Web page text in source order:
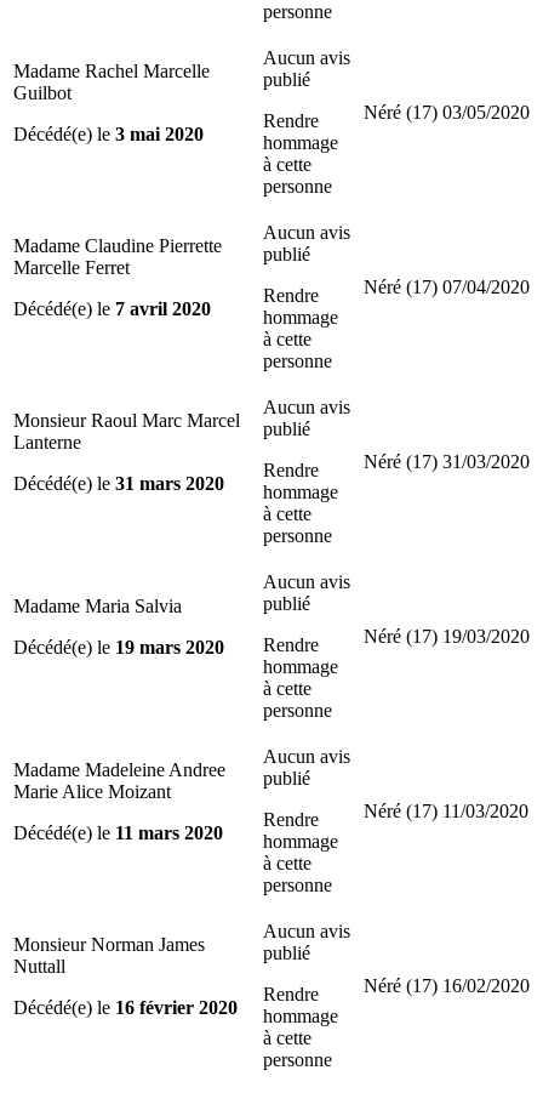
personne
Madame Rachel Marcelle
Guilbot
Décédé(e) le 3 mai 2020
Aucun avis
publié
Rendre
hommage
à cette
personne
Néré (17) 03/05/2020
Madame Claudine Pierrette
Marcelle Ferret
Décédé(e) le 7 avril 2020
Aucun avis
publié
Rendre
hommage
à cette
personne
Néré (17) 07/04/2020
Monsieur Raoul Marc Marcel
Lanterne
Décédé(e) le 31 mars 2020
Aucun avis
publié
Rendre
hommage
à cette
personne
Néré (17) 31/03/2020
Madame Maria Salvia
Décédé(e) le 19 mars 2020
Aucun avis
publié
Rendre
hommage
à cette
personne
Néré (17) 19/03/2020
Madame Madeleine Andree
Marie Alice Moizant
Décédé(e) le 11 mars 2020
Aucun avis
publié
Rendre
hommage
à cette
personne
Néré (17) 11/03/2020
Monsieur Norman James
Nuttall
Décédé(e) le 16 février 2020
Aucun avis
publié
Rendre
hommage
à cette
personne
Néré (17) 16/02/2020